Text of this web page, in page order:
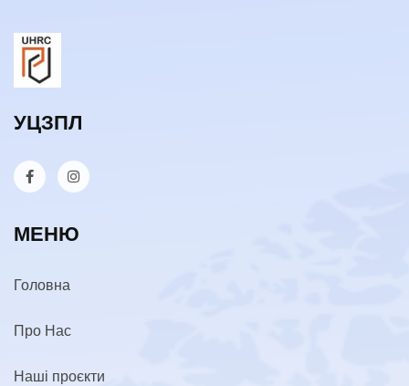
УЦЗПЛ
МЕНЮ
Головна
Про Нас
Наші проєкти